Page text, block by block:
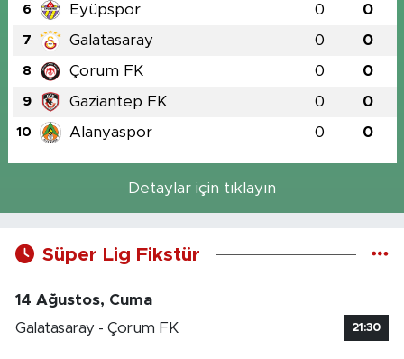
6 Eyüpspor 0 0
7 Galatasaray 0 0
8 Çorum FK 0 0
9 Gaziantep FK 0 0
10 Alanyaspor 0 0
Detaylar için tıklayın
Süper Lig Fikstür
14 Ağustos, Cuma
Galatasaray - Çorum FK
21:30